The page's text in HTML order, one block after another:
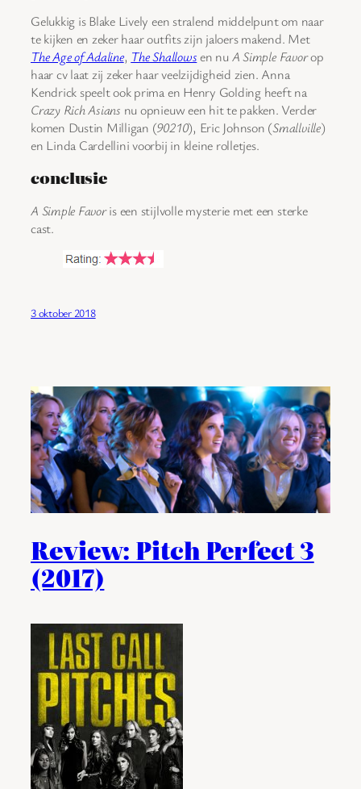
Gelukkig is Blake Lively een stralend middelpunt om naar
te kijken en zeker haar outfits zijn jaloers makend. Met
The Age of Adaline, The Shallowsen nu A Simple Favorop
haar cv laat zij zeker haar veelzijdigheid zien. Anna
Kendrick speelt ook prima en Henry Golding heeft na
Crazy Rich Asians nu opnieuw een hit te pakken. Verder
komen Dustin Milligan (90210), Eric Johnson (Smallville)
en Linda Cardellini voorbij in kleine rolletjes.
conclusie
A Simple Favoris een stijlvolle mysterie met een sterke
cast.
3 oktober 2018
Review: Pitch Perfect 3
(2017)